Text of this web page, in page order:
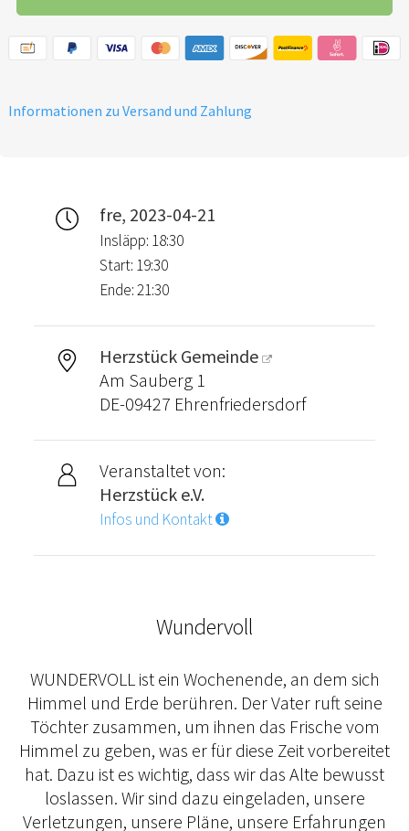
Informationen zu Versand und Zahlung
fre, 2023-04-21
Insläpp: 18:30
Start: 19:30
Ende: 21:30
Herzstück Gemeinde
Am Sauberg 1
DE-09427 Ehrenfriedersdorf
Veranstaltet von:
Herzstück e.V.
Infos und Kontakt
Wundervoll
WUNDERVOLL ist ein Wochenende, an dem sich
Himmel und Erde berühren. Der Vater ruft seine
Töchter zusammen, um ihnen das Frische vom
Himmel zu geben, was er für diese Zeit vorbereitet
hat. Dazu ist es wichtig, dass wir das Alte bewusst
loslassen. Wir sind dazu eingeladen, unsere
Verletzungen, unsere Pläne, unsere Erfahrungen